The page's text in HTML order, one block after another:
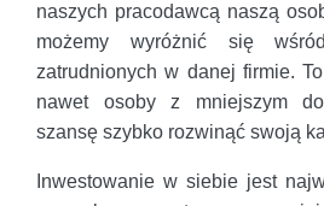
naszych pracodawcą naszą
możemy wyróżnić się
zatrudnionych w danej firmie.
nawet osoby z mniejszym
szansę szybko rozwinąć swoją
Inwestowanie w siebie jest